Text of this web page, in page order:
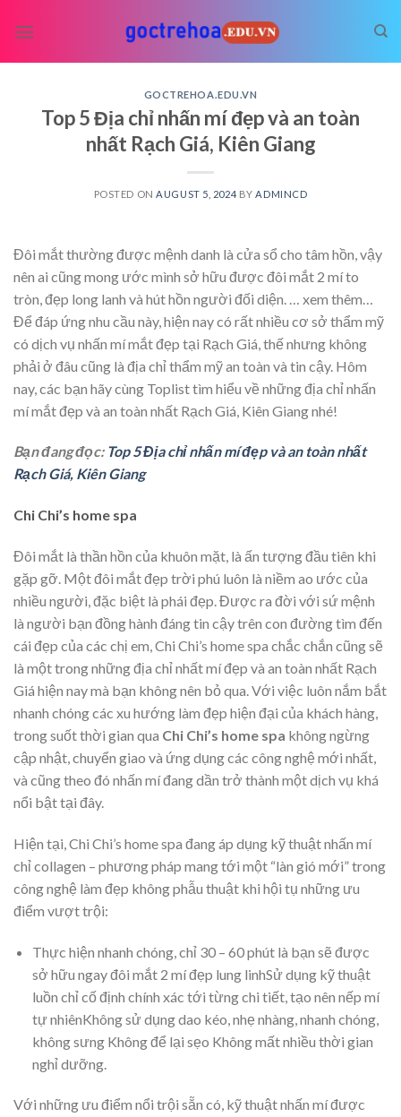
GOCTREHOA.EDU.VN
Top 5 Địa chỉ nhấn mí đẹp và an toàn
nhất Rạch Giá, Kiên Giang
POSTED ON AUGUST 5, 2024 BY ADMINCD
Đôi mắt thường được mệnh danh là cửa sổ cho tâm hồn, vậy
nên ai cũng mong ước mình sở hữu được đôi mắt 2 mí to
tròn, đẹp long lanh và hút hồn người đối diện.
… xem thêm…
Để đáp ứng nhu cầu này, hiện nay có rất nhiều cơ sở thẩm mỹ
có dịch vụ nhấn mí mắt đẹp tại Rạch Giá, thế nhưng không
phải ở đâu cũng là địa chỉ thẩm mỹ an toàn và tin cậy. Hôm
nay, các bạn hãy cùng Toplist tìm hiểu về những địa chỉ nhấn
mí mắt đẹp và an toàn nhất Rạch Giá, Kiên Giang nhé!
Bạn đang đọc: Top 5 Địa chỉ nhấn mí đẹp và an toàn nhất
Rạch Giá, Kiên Giang
Chi Chi’s home spa
Đôi mắt là thần hồn của khuôn mặt, là ấn tượng đầu tiên khi
gặp gỡ. Một đôi mắt đẹp trời phú luôn là niềm ao ước của
nhiều người, đặc biệt là phái đẹp. Được ra đời với sứ mệnh
là người bạn đồng hành đáng tin cậy trên con đường tìm đến
cái đẹp của các chị em, Chi Chi’s home spa chắc chắn cũng sẽ
là một trong những địa chỉ nhất mí đẹp và an toàn nhất Rạch
Giá hiện nay mà bạn không nên bỏ qua. Với việc luôn nắm bắt
nhanh chóng các xu hướng làm đẹp hiện đại của khách hàng,
trong suốt thời gian qua Chi Chi’s home spa không ngừng
cập nhật, chuyển giao và ứng dụng các công nghệ mới nhất,
và cũng theo đó nhấn mí đang dần trở thành một dịch vụ khá
nổi bật tại đây.
Hiện tại, Chi Chi’s home spa đang áp dụng kỹ thuật nhấn mí
chỉ collagen – phương pháp mang tới một “làn gió mới” trong
công nghệ làm đẹp không phẫu thuật khi hội tụ những ưu
điểm vượt trội:
Thực hiện nhanh chóng, chỉ 30 – 60 phút là bạn sẽ được
sở hữu ngay đôi mắt 2 mí đẹp lung linhSử dụng kỹ thuật
luồn chỉ cố định chính xác tới từng chi tiết, tạo nên nếp mí
tự nhiênKhông sử dụng dao kéo, nhẹ nhàng, nhanh chóng,
không sưng Không để lại sẹo Không mất nhiều thời gian
nghỉ dưỡng.
Với những ưu điểm nổi trội sẵn có, kỹ thuật nhấn mí được